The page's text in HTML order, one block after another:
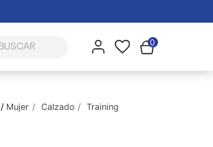
0
Mujer Calzado Training